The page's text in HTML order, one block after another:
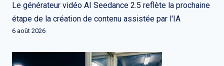
Le générateur vidéo AI Seedance 2.5 reflète la prochaine
étape de la création de contenu assistée par l'IA
6 août 2026